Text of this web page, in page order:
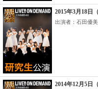
2015年3月18日
出演者：石田優
2014年12月5日